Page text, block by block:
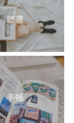
読書
手帳